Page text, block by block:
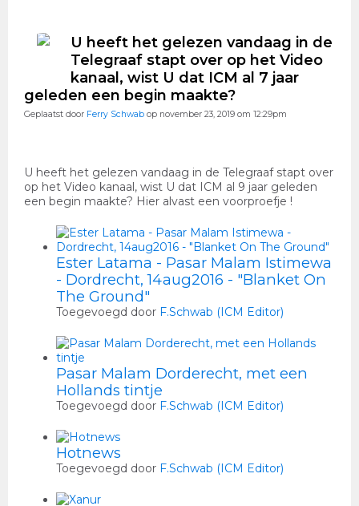
U heeft het gelezen vandaag in de
Telegraaf stapt over op het Video
kanaal, wist U dat ICM al 7 jaar
geleden een begin maakte?
Geplaatst door Ferry Schwab op november 23, 2019 om 12:29pm
U heeft het gelezen vandaag in de Telegraaf stapt over
op het Video kanaal, wist U dat ICM al 9 jaar geleden
een begin maakte? H ier alvast een voorproefje !
Ester Latama - Pasar Malam Istimewa
- Dordrecht, 14aug2016 - "Blanket On
The Ground"
Toegevoegd door F.Schwab (ICM Editor)
Pasar Malam Dorderecht, met een
Hollands tintje
Toegevoegd door F.Schwab (ICM Editor)
Hotnews
Toegevoegd door F.Schwab (ICM Editor)